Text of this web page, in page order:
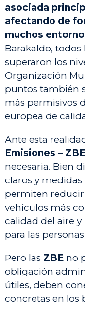
asociada
afectando de
muchos
Barakaldo, todos
superaron los
Organización
puntos también
más permisivos
europea de
Ante esta
Emisiones – ZBE
necesaria. Bien
claros y
permiten reducir
vehículos más
calidad del aire
para las personas.
Pero las ZBE no
obligación
útiles, deben
concretas en los